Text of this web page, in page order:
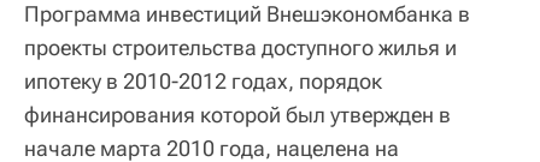
Программа инвестиций Внешэкономбанка в
проекты строительства доступного жилья и
ипотеку в 2010-2012 годах, порядок
финансирования которой был утвержден в
начале марта 2010 года, нацелена на